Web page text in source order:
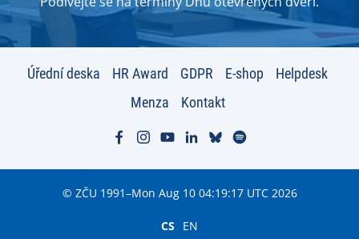
Úřední deska HR Award GDPR E-shop
Helpdesk
Menza
Kontakt
© ZČU 1991–Mon Aug 10 04:19:17 UTC 2026
CS EN